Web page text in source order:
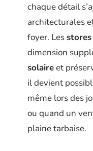
chaque détail
architecturales
foyer. Les
dimension
solaireet
il devient
même lors des
ou quand un
plaine tarbaise.